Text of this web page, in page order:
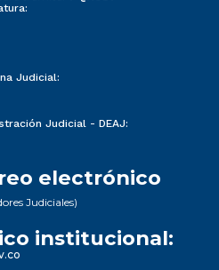
Judicial:
Judicial - DEAJ:
electrónico
Judiciales)
institucional: